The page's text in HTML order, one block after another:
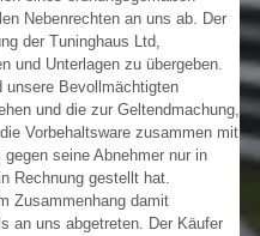
Nebenrechten an uns ab. Der
der Tuninghaus Ltd,
und Unterlagen zu übergeben.
unsere Bevollmächtigten
und die zur Geltendmachung,
Vorbehaltsware zusammen mit
seine Abnehmer nur in
Rechnung gestellt hat.
Zusammenhang damit
an uns abgetreten. Der Käufer